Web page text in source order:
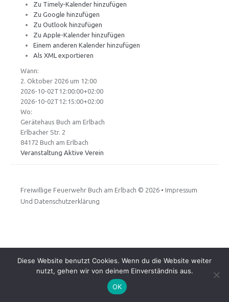
Zu Timely-Kalender hinzufügen
Zu Google hinzufügen
Zu Outlook hinzufügen
Zu Apple-Kalender hinzufügen
Einem anderen Kalender hinzufügen
Als XML exportieren
Wann:
2. Oktober 2026 um 12:00
2026-10-02T12:00:00+02:00
2026-10-02T12:15:00+02:00
Wo:
Gerätehaus Buch am Erlbach
Erlbacher Str. 2
84172 Buch am Erlbach
Veranstaltung Aktive Verein
Freiwillige Feuerwehr Buch am Erlbach © 2026 • Impressum
Und Datenschutzerklärung
Diese Website benutzt Cookies. Wenn du die Website weiter
nutzt, gehen wir von deinem Einverständnis aus.
OK